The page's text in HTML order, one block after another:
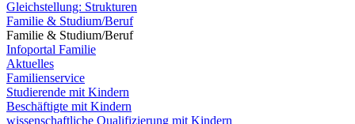
Gleichstellung: Strukturen
Familie & Studium/Beruf
Familie & Studium/Beruf
Infoportal Familie
Aktuelles
Familienservice
Studierende mit Kindern
Beschäftigte mit Kindern
wissenschaftliche Qualifizierung mit Kindern